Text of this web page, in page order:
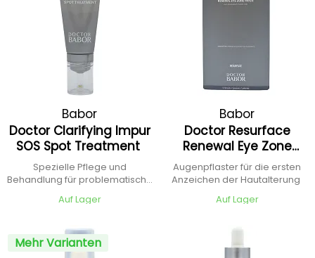
Babor
Doctor Clarifying Impur
SOS Spot Treatment
Spezielle Pflege und
Behandlung für problematische
Auf Lager
Babor
Doctor Resurface
Renewal Eye Zone
Patch
Augenpflaster für die ersten
Anzeichen der Hautalterung
Auf Lager
Mehr Varianten